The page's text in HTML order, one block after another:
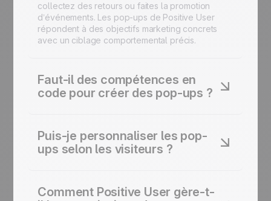
collectez des retours ou faites la promotion
d’événements. Les pop-ups de Positive User
répondent à des objectifs marketing concrets
avec un ciblage comportemental précis.
Faut-il des compétences en
code pour créer des pop-ups ?
drop pour créer des formulaires pop-up sans
une ligne de code. Aucun développeur requis.
Puis-je personnaliser les pop-
ups selon les visiteurs ?
attributs contact, l’historique de visite et les
comportements. Chaque visiteur voit un message
Comment Positive User gère-t-